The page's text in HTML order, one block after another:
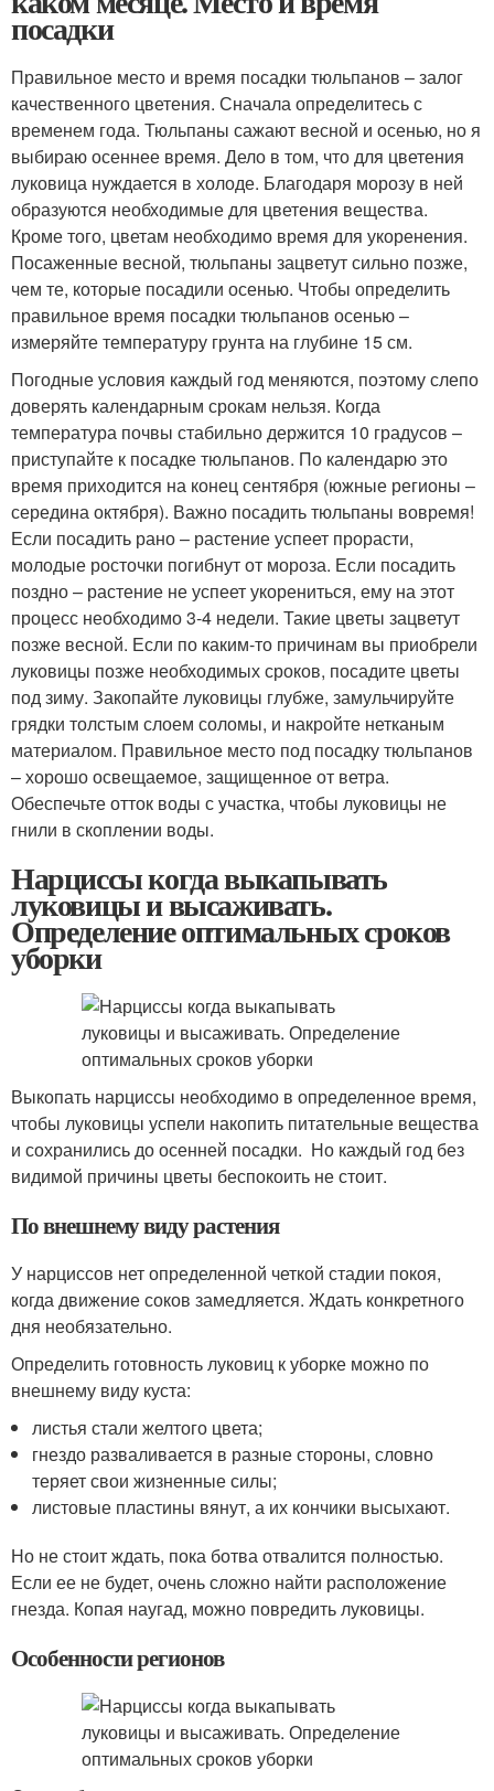
посадки
Правильное место и время посадки тюльпанов – залог
качественного цветения. Сначала определитесь с
временем года. Тюльпаны сажают весной и осенью, но я
выбираю осеннее время. Дело в том, что для цветения
луковица нуждается в холоде. Благодаря морозу в ней
образуются необходимые для цветения вещества.
Кроме того, цветам необходимо время для укоренения.
Посаженные весной, тюльпаны зацветут сильно позже,
чем те, которые посадили осенью. Чтобы определить
правильное время посадки тюльпанов осенью –
измеряйте температуру грунта на глубине 15 см.
Погодные условия каждый год меняются, поэтому слепо
доверять календарным срокам нельзя. Когда
температура почвы стабильно держится 10 градусов –
приступайте к посадке тюльпанов. По календарю это
время приходится на конец сентября (южные регионы –
середина октября). Важно посадить тюльпаны вовремя!
Если посадить рано – растение успеет прорасти,
молодые росточки погибнут от мороза. Если посадить
поздно – растение не успеет укорениться, ему на этот
процесс необходимо 3-4 недели. Такие цветы зацветут
позже весной. Если по каким-то причинам вы приобрели
луковицы позже необходимых сроков, посадите цветы
под зиму. Закопайте луковицы глубже, замульчируйте
грядки толстым слоем соломы, и накройте нетканым
материалом. Правильное место под посадку тюльпанов
– хорошо освещаемое, защищенное от ветра.
Обеспечьте отток воды с участка, чтобы луковицы не
гнили в скоплении воды.
Нарциссы когда выкапывать
луковицы и высаживать.
Определение оптимальных сроков
уборки
Выкопать нарциссы необходимо в определенное время,
чтобы луковицы успели накопить питательные вещества
и сохранились до осенней посадки. Но каждый год без
видимой причины цветы беспокоить не стоит.
По внешнему виду растения
У нарциссов нет определенной четкой стадии покоя,
когда движение соков замедляется. Ждать конкретного
дня необязательно.
Определить готовность луковиц к уборке можно по
внешнему виду куста:
листья стали желтого цвета;
гнездо разваливается в разные стороны, словно
теряет свои жизненные силы;
листовые пластины вянут, а их кончики высыхают.
Но не стоит ждать, пока ботва отвалится полностью.
Если ее не будет, очень сложно найти расположение
гнезда. Копая наугад, можно повредить луковицы.
Особенности регионов